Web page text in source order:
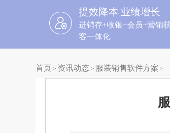
提效降本 业绩增长
进销存+收银+会员+营销获
客一体化
首页 > 资讯动态 > 服装销售软件方案 >